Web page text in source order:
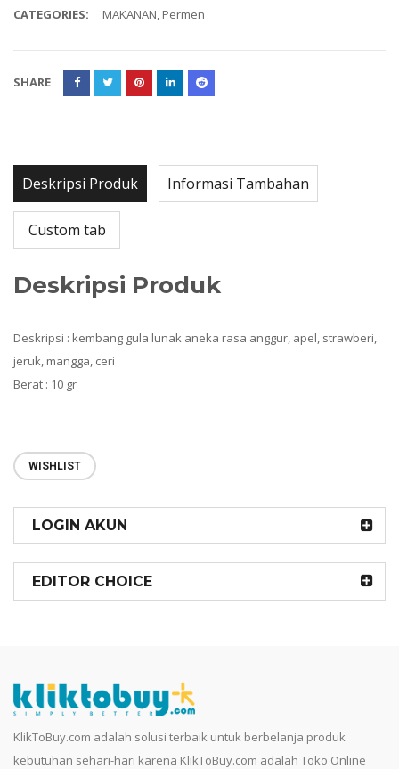
CATEGORIES: MAKANAN, Permen
SHARE
Deskripsi Produk Informasi Tambahan
Custom tab
Deskripsi Produk
Deskripsi : kembang gula lunak aneka rasa anggur, apel, strawberi,
jeruk, mangga, ceri
Berat : 10 gr
WISHLIST
LOGIN AKUN
EDITOR CHOICE
KlikToBuy.com adalah solusi terbaik untuk berbelanja produk
kebutuhan sehari-hari karena KlikToBuy.com adalah Toko Online